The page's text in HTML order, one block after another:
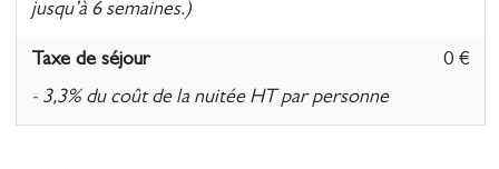
jusqu’à 6 semaines.)
Taxe de séjour
0 €
- 3,3% du coût de la nuitée HT par personne